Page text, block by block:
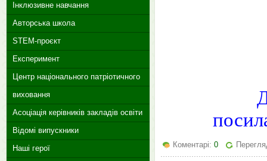
Коментарі: 0
Інклюзивне навчання
Авторська школа
STEM-проєкт
Експеримент
Центр національного патріотичного
виховання
Асоціація керівників закладів освіти
Відомі випускники
Наші герої